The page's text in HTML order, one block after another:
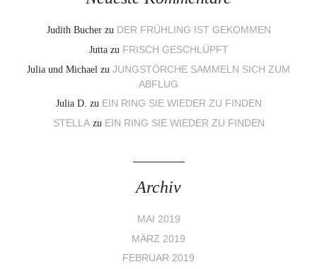
Judith Bucherzu DER FRÜHLING IST GEKOMMEN
Juttazu FRISCH GESCHLÜPFT
Julia und Michael zu JUNGSTÖRCHE SAMMELN SICH ZUM
ABFLUG
Julia D. zu EIN RING SIE WIEDER ZU FINDEN
STELLAzu EIN RING SIE WIEDER ZU FINDEN
Archiv
MAI 2019
MÄRZ 2019
FEBRUAR 2019